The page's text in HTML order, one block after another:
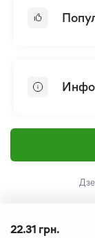
22.31 грн.
Лилия
Семена
Доставка и
Контакты